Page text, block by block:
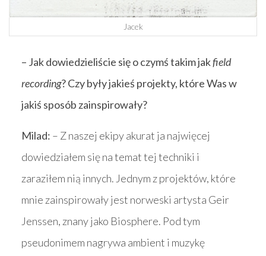
Jacek
– Jak dowiedzieliście się o czymś takim jakfield
recording? Czy były jakieś projekty, które Was w
jakiś sposób zainspirowały?
Milad: – Z naszej ekipy akurat ja najwięcej
dowiedziałem się na temat tej techniki i
zaraziłem nią innych. Jednym z projektów, które
mnie zainspirowały jest norweski artysta Geir
Jenssen, znany jako Biosphere. Pod tym
pseudonimem nagrywa ambient i muzykę